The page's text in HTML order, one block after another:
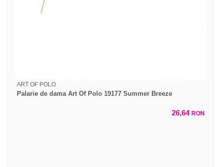
ART OF POLO
Palarie de dama Art Of Polo 19177 Summer Breeze
26,64 RON